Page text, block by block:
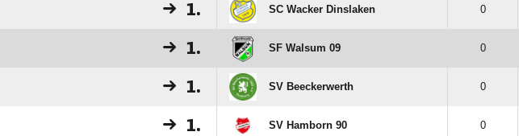
1. SC Wacker Dinslaken 0
1. SF Walsum 09 0
1. SV Beeckerwerth 0
1. SV Hamborn 90 0